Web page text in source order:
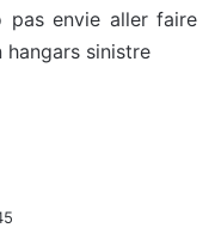
pas envie aller faire
hangars sinistre